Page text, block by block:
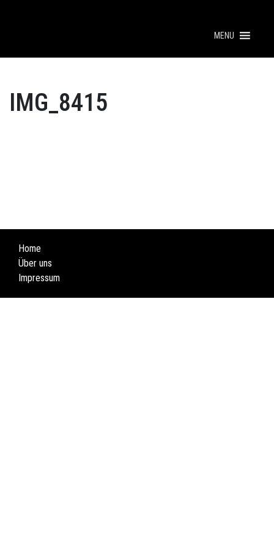
MENU
IMG_8415
Home
Über uns
Impressum